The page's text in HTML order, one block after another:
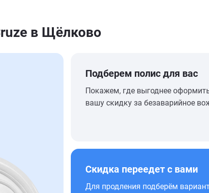
в Щёлково
Подберем полис для вас
Покажем, где выгоднее
вашу скидку за безаварийное
Скидка переедет с вами
Для продления подберём